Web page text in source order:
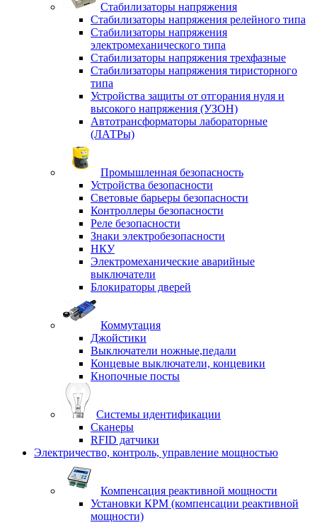
Стабилизаторы напряжения
Стабилизаторы напряжения релейного типа
Стабилизаторы напряжения
электромеханического типа
Стабилизаторы напряжения трехфазные
Стабилизаторы напряжения тиристорного
типа
Устройства защиты от отгорания нуля и
высокого напряжения (УЗОН)
Автотрансформаторы лабораторные
(ЛАТРы)
Промышленная безопасность
Устройства безопасности
Световые барьеры безопасности
Контроллеры безопасности
Реле безопасности
Знаки электробезопасности
НКУ
Электромеханические аварийные
выключатели
Блокираторы дверей
Коммутация
Джойстики
Выключатели ножные,педали
Концевые выключатели, концевики
Кнопочные посты
Системы идентификации
Сканеры
RFID датчики
Электричество, контроль, управление мощностью
Компенсация реактивной мощности
Установки КРМ (компенсации реактивной
мощности)